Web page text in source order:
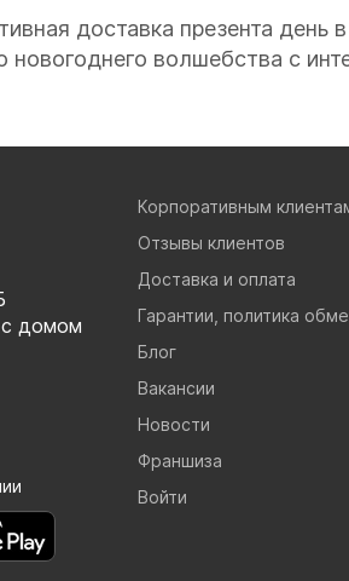
доставка презента
волшебства с
с домом
Корпоративным
Отзывы клиентов
Доставка и оплата
Гарантии, политика
Блог
Вакансии
Новости
Франшиза
Войти